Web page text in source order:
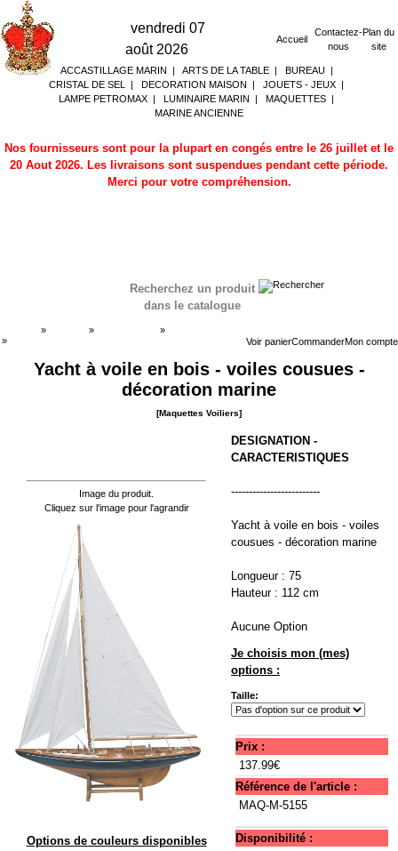
vendredi 07
août 2026
Accueil
Contactez-
nous
Plan du
site
ACCASTILLAGE MARIN | ARTS DE LA TABLE| BUREAU|
CRISTAL DE SEL
| DECORATION MAISON | JOUETS - JEUX |
LAMPE PETROMAX | LUMINAIRE MARIN | MAQUETTES |
MARINE ANCIENNE
Nos fournisseurs sont pour la plupart en congés entre le 26 juillet et le
20 Aout 2026. Les livraisons sont suspendues pendant cette période.
Merci pour votre compréhension.
Recherchez un produit
dans le catalogue
Voir panierCommanderMon compte
» » »
»
Yacht à voile en bois - voiles cousues -
décoration marine
[Maquettes Voiliers]
Image du produit.
Cliquez sur l'image pour l'agrandir
Options de couleurs disponibles
DESIGNATION -
CARACTERISTIQUES
-------------------------
Yacht à voile en bois - voiles
cousues - décoration marine
Longueur : 75
Hauteur : 112 cm
Aucune Option
Je choisis mon (mes)
options :
Taille:
Prix :
137.99€
Référence de l'article :
MAQ-M-5155
Disponibilité :